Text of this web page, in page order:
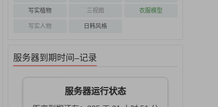
写实植物 三视图 衣服模型
写实人物 日韩风格
服务器到期时间–记录
服务器运行状态